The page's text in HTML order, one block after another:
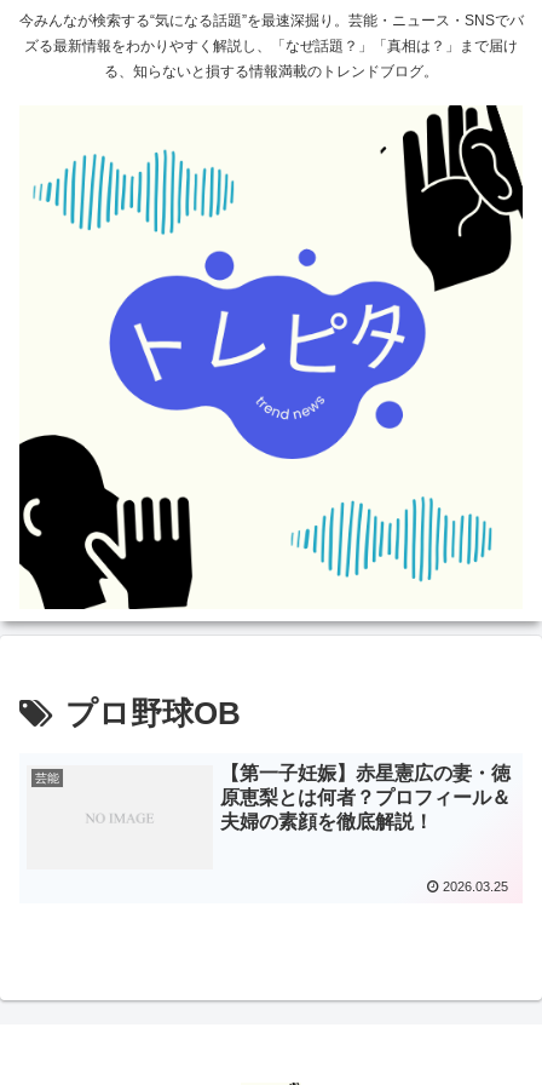
今みんなが検索する“気になる話題”を最速深掘り。芸能・ニュース・SNSでバ
ズる最新情報をわかりやすく解説し、「なぜ話題？」「真相は？」まで届け
る、知らないと損する情報満載のトレンドブログ。
プロ野球OB
芸能
【第一子妊娠】赤星憲広の妻・徳
原恵梨とは何者？プロフィール＆
夫婦の素顔を徹底解説！
2026.03.25